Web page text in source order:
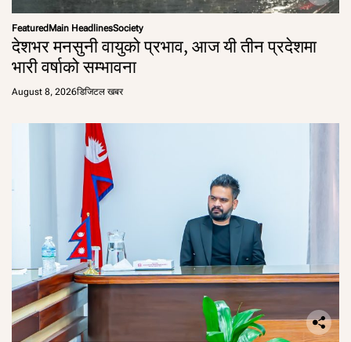
FeaturedMain HeadlinesSociety
देशभर मनसुनी वायुको प्रभाव, आज यी तीन प्रदेशमा
भारी वर्षाको सम्भावना
August 8, 2026डिजिटल खबर